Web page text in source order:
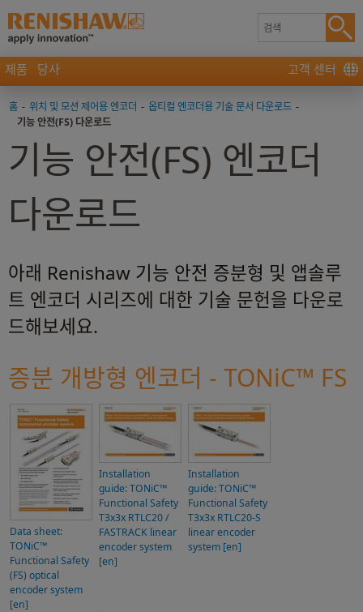
제품 당사 고객 센터
홈 - 위치 및 모션 제어용 엔코더 - 옵티컬 엔코더용 기술 문서 다운로드 -
기능 안전(FS) 다운로드
기능 안전(FS) 엔코더
다운로드
아래 Renishaw 기능 안전 증분형 및 앱솔루
트 엔코더 시리즈에 대한 기술 문헌을 다운로
드해보세요.
증분 개방형 엔코더 - TONiC™ FS
Data sheet:
TONiC™
Functional Safety
(FS) optical
encoder system
[en]
Installation
guide: TONiC™
Functional Safety
T3x3x RTLC20 /
FASTRACK linear
encoder system
[en]
Installation
guide: TONiC™
Functional Safety
T3x3x RTLC20-S
linear encoder
system [en]